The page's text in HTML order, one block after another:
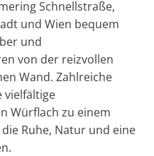
Schnellstraße,
und Wien bequem
und
von der reizvollen
Wand. Zahlreiche
vielfältige
Würflach zu einem
Ruhe, Natur und eine